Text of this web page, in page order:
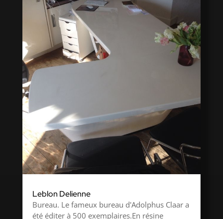
Leblon Delienne
Bureau. Le fameux bureau d'Adolphus Claar a
été éditer à 500 exemplaires.En résine